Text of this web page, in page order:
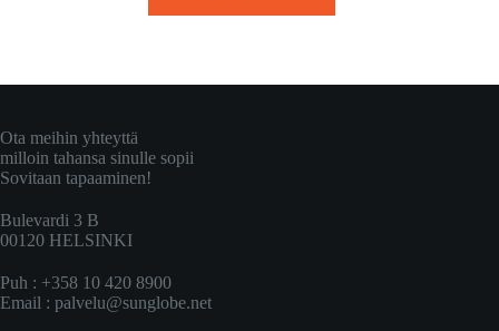
Ota meihin yhteyttä
milloin tahansa sinulle sopii
Sovitaan tapaaminen!
Bulevardi 3 B
00120 HELSINKI
Puh : +358 10 420 8900
Email : palvelu@sunglobe.net